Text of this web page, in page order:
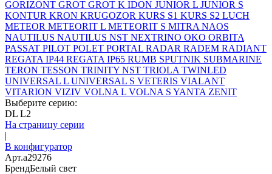
GORIZONT GROT GROT K IDON JUNIOR L JUNIOR S
KONTUR KRON KRUGOZOR KURS S1 KURS S2 LUCH
METEOR METEORIT L METEORIT S MITRA NAOS
NAUTILUS NAUTILUS NST NEXTRINO OKO ORBITA
PASSAT PILOT POLET PORTAL RADAR RADEM RADIANT
REGATA IP44 REGATA IP65 RUMB SPUTNIK SUBMARINE
TERON TESSON TRINITY NST TRIOLA TWINLED
UNIVERSAL L UNIVERSAL S VETERIS VIALANT
VITARION VIZIV VOLNA L VOLNA S YANTA ZENIT
Выберите серию:
DL L2
На страницу серии
|
В конфигуратор
Арт.a29276
БрендБелый свет